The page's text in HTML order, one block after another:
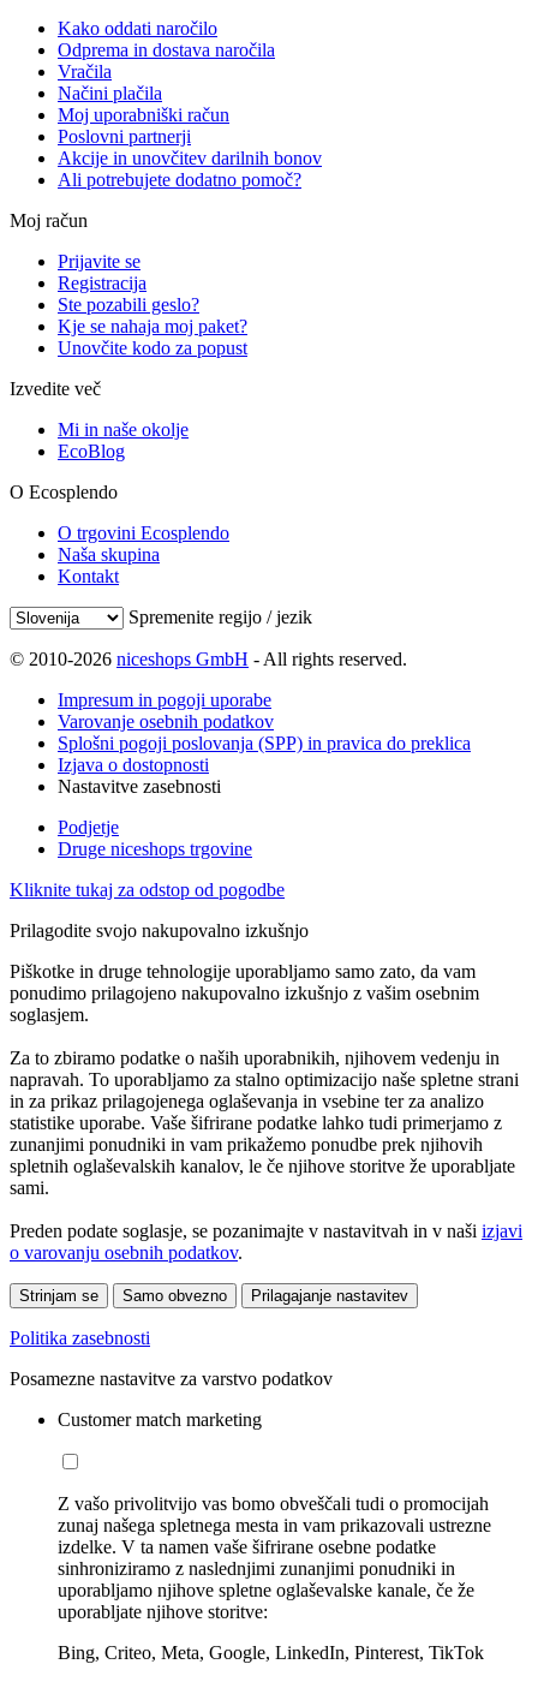
Kako oddati naročilo
Odprema in dostava naročila
Vračila
Načini plačila
Moj uporabniški račun
Poslovni partnerji
Akcije in unovčitev darilnih bonov
Ali potrebujete dodatno pomoč?
Moj račun
Prijavite se
Registracija
Ste pozabili geslo?
Kje se nahaja moj paket?
Unovčite kodo za popust
Izvedite več
Mi in naše okolje
EcoBlog
O Ecosplendo
O trgovini Ecosplendo
Naša skupina
Kontakt
Spremenite regijo / jezik
© 2010-2026 niceshops GmbH - All rights reserved.
Impresum in pogoji uporabe
Varovanje osebnih podatkov
Splošni pogoji poslovanja (SPP) in pravica do preklica
Izjava o dostopnosti
Nastavitve zasebnosti
Podjetje
Druge niceshops trgovine
Kliknite tukaj za odstop od pogodbe
Prilagodite svojo nakupovalno izkušnjo
Piškotke in druge tehnologije uporabljamo samo zato, da vam
ponudimo prilagojeno nakupovalno izkušnjo z vašim osebnim
soglasjem.
Za to zbiramo podatke o naših uporabnikih, njihovem vedenju in
napravah. To uporabljamo za stalno optimizacijo naše spletne strani
in za prikaz prilagojenega oglaševanja in vsebine ter za analizo
statistike uporabe. Vaše šifrirane podatke lahko tudi primerjamo z
zunanjimi ponudniki in vam prikažemo ponudbe prek njihovih
spletnih oglaševalskih kanalov, le če njihove storitve že uporabljate
sami.
Preden podate soglasje, se pozanimajte v nastavitvah in v naši izjavi
o varovanju osebnih podatkov.
Strinjam se Samo obvezno Prilagajanje nastavitev
Politika zasebnosti
Posamezne nastavitve za varstvo podatkov
Customer match marketing
Z vašo privolitvijo vas bomo obveščali tudi o promocijah
zunaj našega spletnega mesta in vam prikazovali ustrezne
izdelke. V ta namen vaše šifrirane osebne podatke
sinhroniziramo z naslednjimi zunanjimi ponudniki in
uporabljamo njihove spletne oglaševalske kanale, če že
uporabljate njihove storitve:
Bing, Criteo, Meta, Google, LinkedIn, Pinterest, TikTok